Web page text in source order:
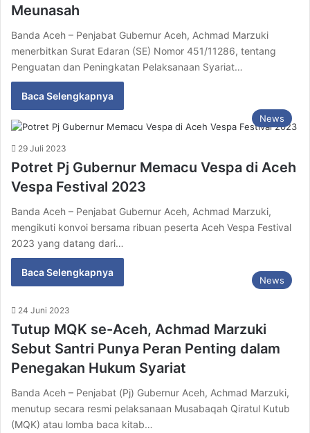
Meunasah
Banda Aceh – Penjabat Gubernur Aceh, Achmad Marzuki
menerbitkan Surat Edaran (SE) Nomor 451/11286, tentang
Penguatan dan Peningkatan Pelaksanaan Syariat…
Baca Selengkapnya
News
29 Juli 2023
Potret Pj Gubernur Memacu Vespa di Aceh
Vespa Festival 2023
Banda Aceh – Penjabat Gubernur Aceh, Achmad Marzuki,
mengikuti konvoi bersama ribuan peserta Aceh Vespa Festival
2023 yang datang dari…
Baca Selengkapnya
News
24 Juni 2023
Tutup MQK se-Aceh, Achmad Marzuki
Sebut Santri Punya Peran Penting dalam
Penegakan Hukum Syariat
Banda Aceh – Penjabat (Pj) Gubernur Aceh, Achmad Marzuki,
menutup secara resmi pelaksanaan Musabaqah Qiratul Kutub
(MQK) atau lomba baca kitab…